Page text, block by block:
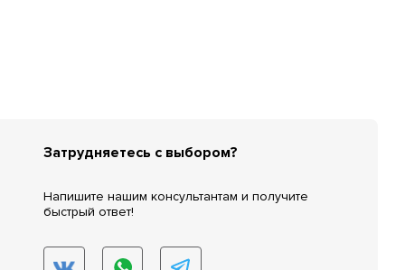
Затрудняетесь с выбором?
Напишите нашим консультантам и получите
быстрый ответ!